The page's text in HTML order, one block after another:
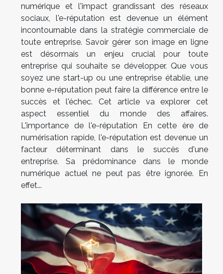
numérique et l'impact grandissant des réseaux
sociaux, l'e-réputation est devenue un élément
incontournable dans la stratégie commerciale de
toute entreprise. Savoir gérer son image en ligne
est désormais un enjeu crucial pour toute
entreprise qui souhaite se développer. Que vous
soyez une start-up ou une entreprise établie, une
bonne e-réputation peut faire la différence entre le
succès et l'échec. Cet article va explorer cet
aspect essentiel du monde des affaires.
L'importance de l'e-réputation En cette ère de
numérisation rapide, l'e-réputation est devenue un
facteur déterminant dans le succès d'une
entreprise. Sa prédominance dans le monde
numérique actuel ne peut pas être ignorée. En
effet...